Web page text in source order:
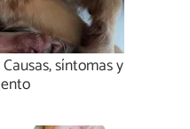
síntomas y